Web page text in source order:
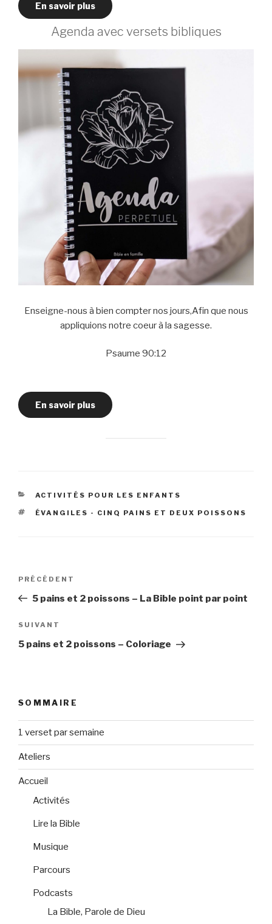
En savoir plus
Agenda avec versets bibliques
Enseigne-nous à bien compter nos jours,Afin que nous
appliquions notre coeur à la sagesse.
Psaume 90:12
En savoir plus
CATÉGORIES
ACTIVITÉS POUR LES ENFANTS
ÉTIQUETTES
ÉVANGILES - CINQ PAINS ET DEUX POISSONS
Navigation
l’article
Article
précédent
PRÉCÉDENT
5 pains et 2 poissons – La Bible point par point
Article
suivant
SUIVANT
5 pains et 2 poissons – Coloriage
SOMMAIRE
1 verset par semaine
Ateliers
Accueil
Activités
Lire la Bible
Musique
Parcours
Podcasts
La Bible, Parole de Dieu